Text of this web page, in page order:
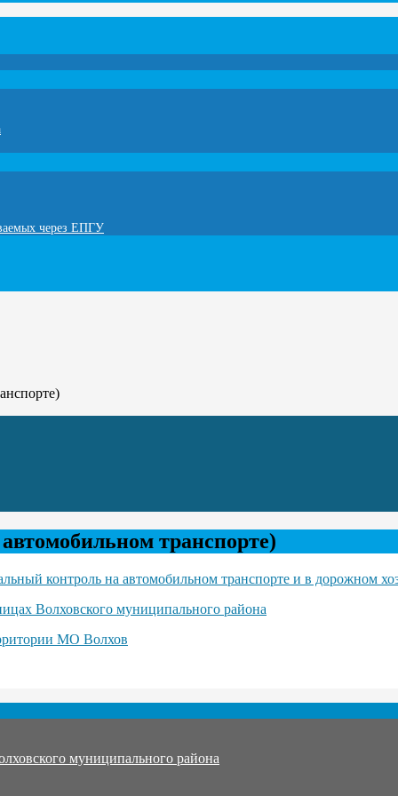
через ЕПГУ
транспорте)
контроль на автомобильном транспорте и в дорожном
Волховского муниципального района
МО Волхов
муниципального района